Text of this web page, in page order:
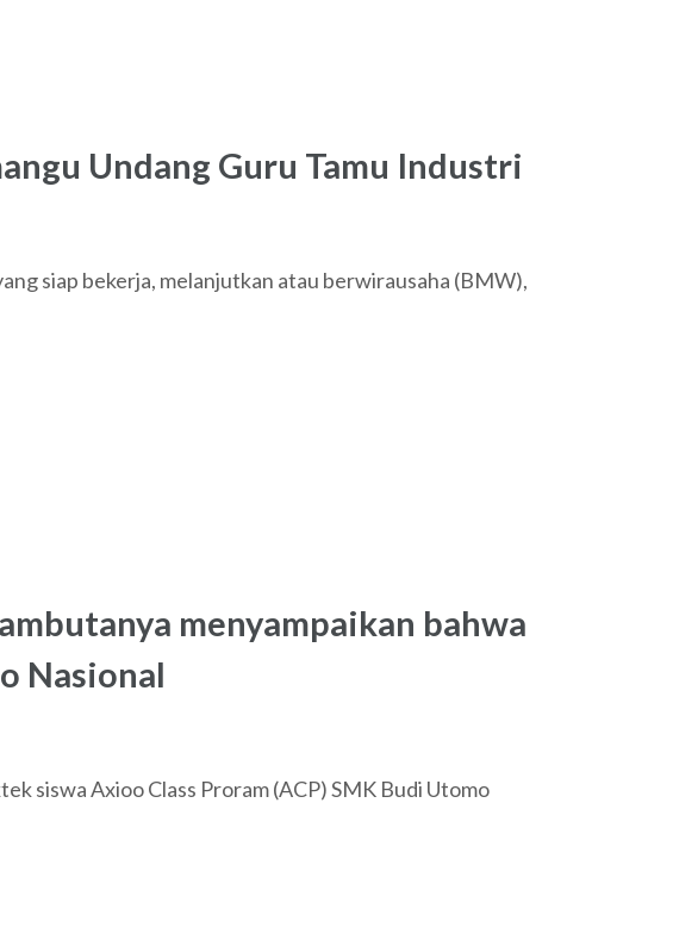
Undang Guru Tamu Industri
siap bekerja, melanjutkan atau berwirausaha (BMW),
menyampaikan bahwa
Nasional
siswa Axioo Class Proram (ACP) SMK Budi Utomo